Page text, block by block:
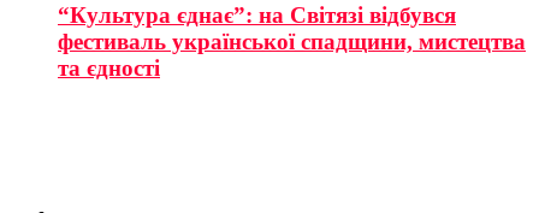
“Культура єднає”: на Світязі відбувся
фестиваль української спадщини, мистецтва
та єдності